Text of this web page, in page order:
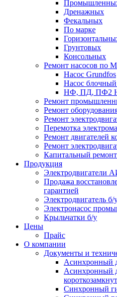
Дренажных
Фекальных
По марке
Грунтовых
Консольных
Ремонт насосов по
Насос Grundfos
Насос
НФ, ПД, ПФ2
Ремонт
Ремонт
Ремонт
Перемотка
Ремонт двигателей
Ремонт
Капитальный ремонт
Продукция
Электродвигатели
Продажа
гарантией
Электродвигатель б/
Электронасос
Крыльчатки б/у
Цены
Прайс
О компании
Документы и
Асинхронный
Асинхронный
Синхронный